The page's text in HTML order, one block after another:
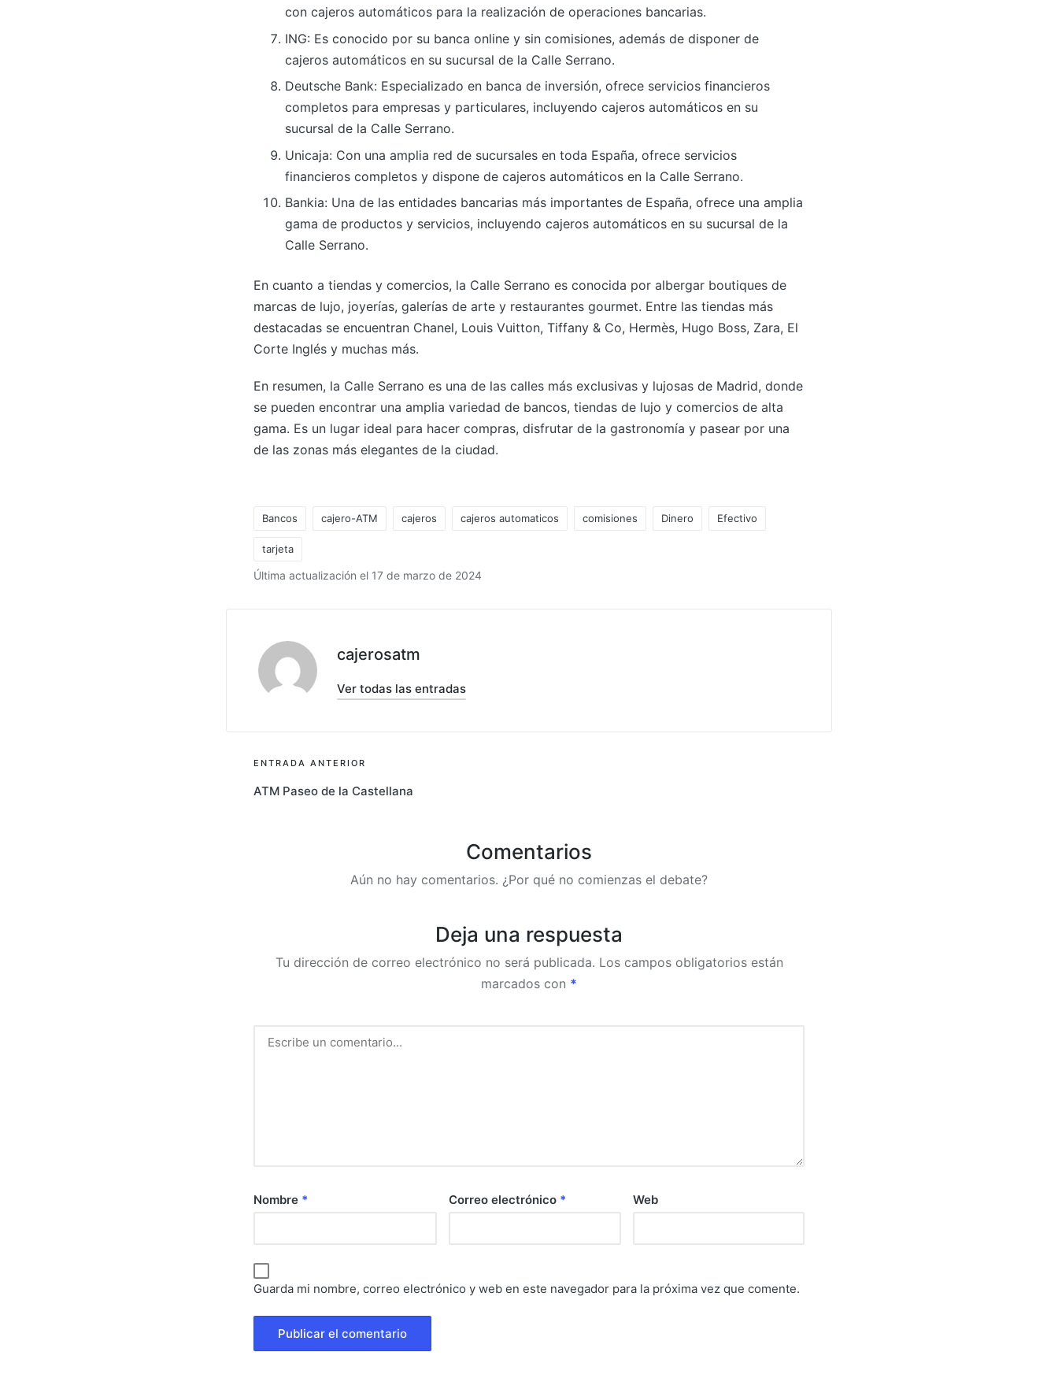
con cajeros automáticos para la realización de operaciones bancarias.
ING: Es conocido por su banca online y sin comisiones, además de disponer de
cajeros automáticos en su sucursal de la Calle Serrano.
Deutsche Bank: Especializado en banca de inversión, ofrece servicios financieros
completos para empresas y particulares, incluyendo cajeros automáticos en su
sucursal de la Calle Serrano.
Unicaja: Con una amplia red de sucursales en toda España, ofrece servicios
financieros completos y dispone de cajeros automáticos en la Calle Serrano.
Bankia: Una de las entidades bancarias más importantes de España, ofrece una amplia
gama de productos y servicios, incluyendo cajeros automáticos en su sucursal de la
Calle Serrano.
En cuanto a tiendas y comercios, la Calle Serrano es conocida por albergar boutiques de
marcas de lujo, joyerías, galerías de arte y restaurantes gourmet. Entre las tiendas más
destacadas se encuentran Chanel, Louis Vuitton, Tiffany & Co, Hermès, Hugo Boss, Zara, El
Corte Inglés y muchas más.
En resumen, la Calle Serrano es una de las calles más exclusivas y lujosas de Madrid, donde
se pueden encontrar una amplia variedad de bancos, tiendas de lujo y comercios de alta
gama. Es un lugar ideal para hacer compras, disfrutar de la gastronomía y pasear por una
de las zonas más elegantes de la ciudad.
Etiquetas:
Bancos cajero-ATM cajeros cajeros automaticos comisiones Dinero Efectivo
tarjeta
Última actualización el 17 de marzo de 2024
cajerosatm
Ver todas las entradas
Navegación
de
ENTRADA ANTERIOR
ATM Paseo de la Castellana
Comentarios
Aún no hay comentarios. ¿Por qué no comienzas el debate?
Deja una respuesta
Tu dirección de correo electrónico no será publicada. Los campos obligatorios están
marcados con *
Nombre * Correo electrónico * Web
Guarda mi nombre, correo electrónico y web en este navegador para la próxima vez que comente.